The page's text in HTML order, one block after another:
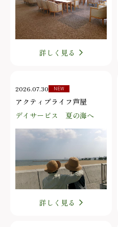
詳しく見る
2026.07.30 NEW
アクティブライフ芦屋
デイサービス 夏の海へ
詳しく見る